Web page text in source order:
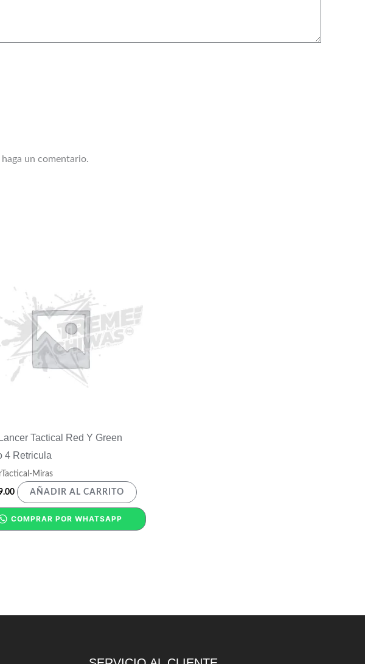
un comentario.
Tactical Red Y Green
4 Retricula
Miras
AÑADIR AL CARRITO
COMPRAR POR WHATSAPP